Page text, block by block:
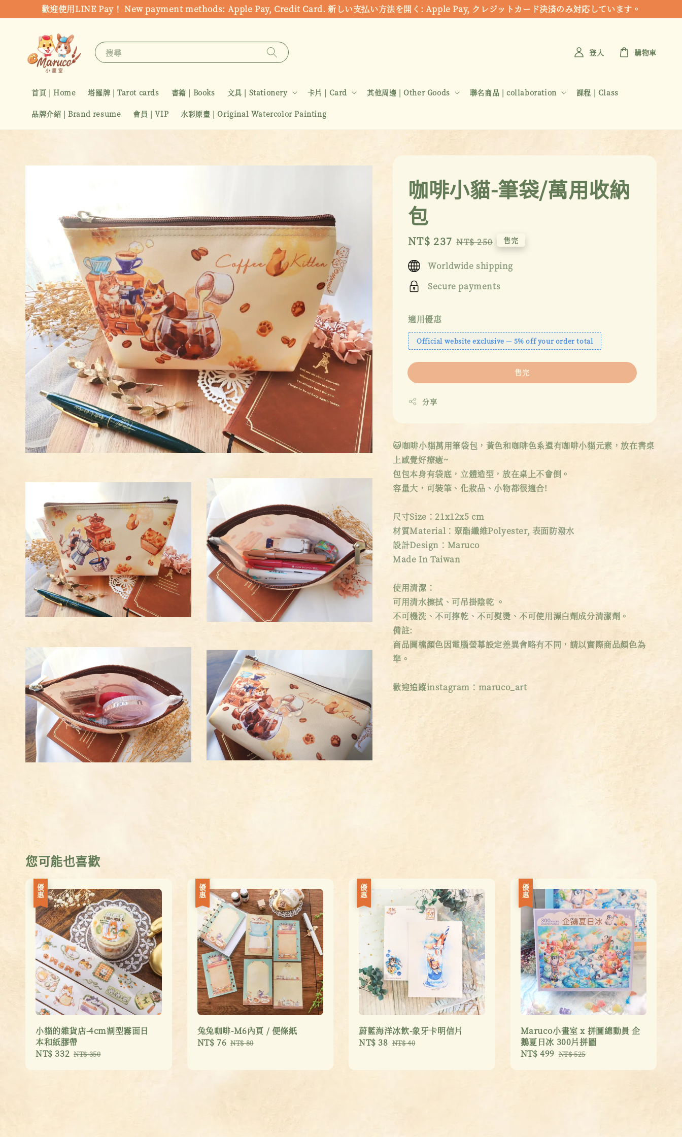
歡迎使用LINE Pay！ New payment methods: Apple Pay, Credit Card. 新しい支払い方法を開く: Apple Pay, クレジットカード決済のみ対応しています。
搜尋
首頁 | Home 塔羅牌 | Tarot cards 書籍 | Books 文具 | Stationery 卡片 | Card 其他周邊 | Other Goods 聯名商品 | collaboration 課程 | Class
品牌介紹 | Brand resume 會員 | VIP 水彩原畫 | Original Watercolor Painting
登入 購物車
咖啡小貓-筆袋/萬用收納
包
Sale
price
NT$ 237 Regular
NT$ 250 售完
Worldwide shipping
Secure payments
適用優惠
Official website exclusive — 5% off your order total
售完
分享
🐱咖啡小貓萬用筆袋包，黃色和咖啡色系還有咖啡小貓元素，放在書桌
上感覺好療癒~
包包本身有袋底，立體造型，放在桌上不會倒。
容量大，可裝筆、化妝品、小物都很適合!
尺寸Size：21x12x5 cm
材質Material：聚酯纖維Polyester, 表面防潑水
設計Design：Maruco
Made In Taiwan
使用清潔：
可用清水擦拭、可吊掛陰乾 。
不可機洗、不可擰乾、不可熨燙、不可使用漂白劑成分清潔劑。
備註:
商品圖檔顏色因電腦螢幕設定差異會略有不同，請以實際商品顏色為
準。
歡迎追蹤instagram：maruco_art
您可能也喜歡
優惠
小貓的雜貨店-4cm割型霧面日
本和紙膠帶
Sale
NT$ 332 Regular
NT$ 350
優惠
兔兔咖啡-M6內頁 / 便條紙
Sale
NT$ 76 Regular
NT$ 80
優惠
蔚藍海洋冰飲-象牙卡明信片
Sale
NT$ 38 Regular
NT$ 40
優惠
Maruco小畫室 x 拼圖總動員 企
鵝夏日冰 300片拼圖
Sale
NT$ 499 Regular
NT$ 525